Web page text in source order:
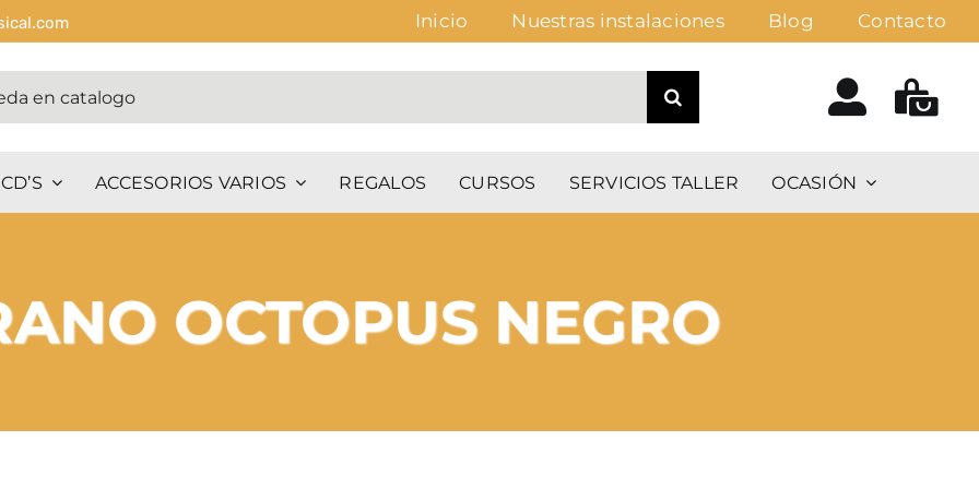
Inicio Nuestras instalaciones Blog Contacto
ACCESORIOS VARIOS REGALOS CURSOS SERVICIOS TALLER OCASIÓN
OCTOPUS NEGRO